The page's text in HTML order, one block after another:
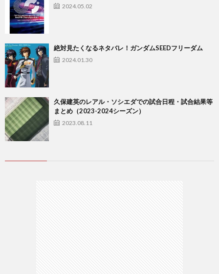
2024.05.02
絶対見たくなるネタバレ！ガンダムSEEDフリーダム
2024.01.30
久保建英のレアル・ソシエダでの試合日程・試合結果等
まとめ（2023-2024シーズン）
2023.08.11